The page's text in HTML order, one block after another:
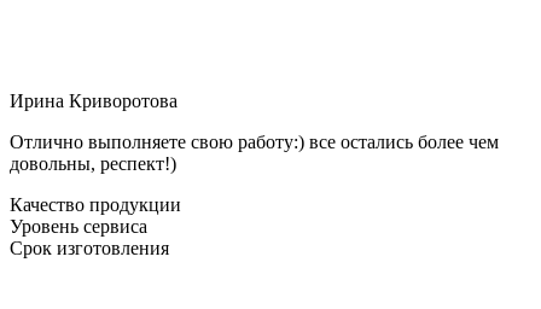
Ирина Криворотова
Отлично выполняете свою работу:) все остались более чем
довольны, респект!)
Качество продукции
Уровень сервиса
Срок изготовления